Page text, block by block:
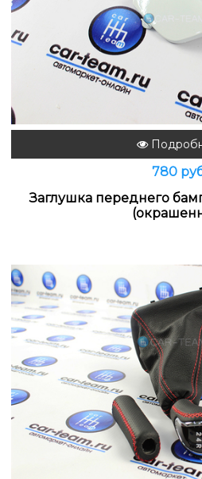
780
Заглушка переднего